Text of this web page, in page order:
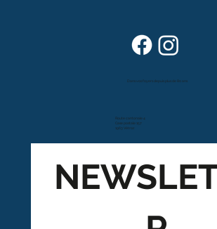
Le mobilier durable : un
Route cantonale 4
Case postale 157
1963 Vétroz
Dans vos foyers depuis plus de 80 ans